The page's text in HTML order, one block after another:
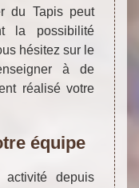
du Tapis peut
la possibilité
hésitez sur le
à de
réalisé votre
équipe
depuis